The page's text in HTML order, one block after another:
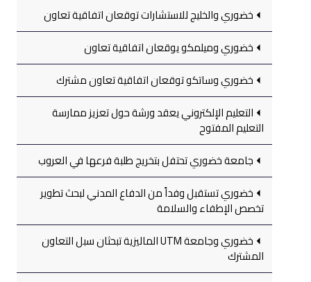
خضوري والخليج للاستشارات توقعان اتفاقية تعاون
خضوري وميلمكو يوقعان اتفاقية تعاون
خضوري وساتكو توقعان اتفاقية تعاون مشترك
التعليم الإلكتروني يعقد ورشة حول تعزيز ممارسة
التعليم المفتوح
جامعة خضوري تحتفل بتخريج طلبة فرعها في العروب
خضوري تستقبل وفداً من الدفاع المدني لبحث تطوير
تخصص الإطفاء والسلامة
خضوري وجامعة UTM الماليزية تبحثان سبل التعاون
المشترك